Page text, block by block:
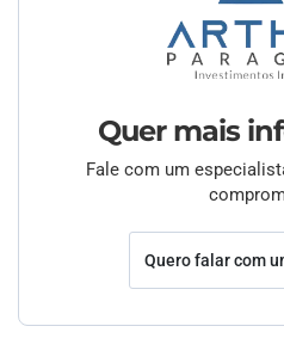
Quer mais
Fale com um
Quero falar com